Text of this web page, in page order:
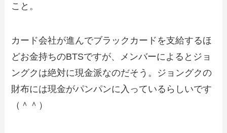
こと。
カード会社が進んでブラックカードを支給するほ
どお金持ちのBTSですが、メンバーによるとジョ
ングクは絶対に現金派なのだそう。ジョングクの
財布には現金がパンパンに入っているらしいです
（＾＾）